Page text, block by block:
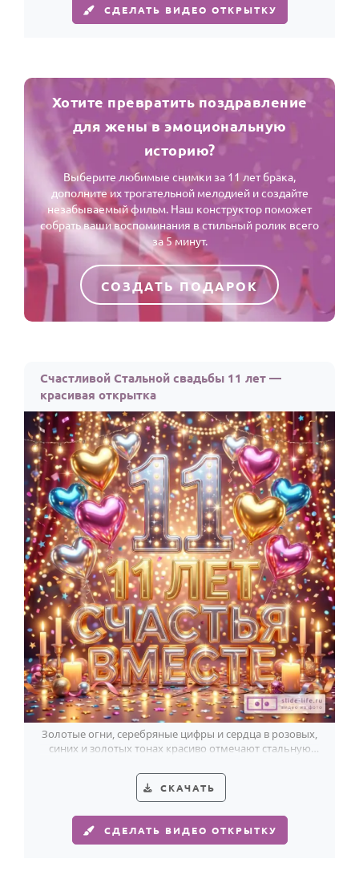
СДЕЛАТЬ ВИДЕО ОТКРЫТКУ
Хотите превратить поздравление
для жены в эмоциональную
историю?
Выберите любимые снимки за 11 лет брака,
дополните их трогательной мелодией и создайте
незабываемый фильм. Наш конструктор поможет
собрать ваши воспоминания в стильный ролик всего
за 5 минут.
СОЗДАТЬ ПОДАРОК
Счастливой Стальной свадьбы 11 лет —
красивая открытка
Золотые огни, серебряные цифры и сердца в розовых,
синих и золотых тонах красиво отмечают стальную
СКАЧАТЬ
СДЕЛАТЬ ВИДЕО ОТКРЫТКУ